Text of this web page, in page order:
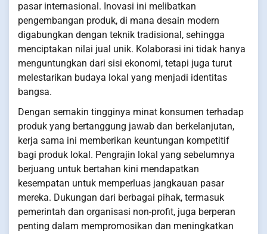
pasar internasional. Inovasi ini melibatkan
pengembangan produk, di mana desain modern
digabungkan dengan teknik tradisional, sehingga
menciptakan nilai jual unik. Kolaborasi ini tidak hanya
menguntungkan dari sisi ekonomi, tetapi juga turut
melestarikan budaya lokal yang menjadi identitas
bangsa.
Dengan semakin tingginya minat konsumen terhadap
produk yang bertanggung jawab dan berkelanjutan,
kerja sama ini memberikan keuntungan kompetitif
bagi produk lokal. Pengrajin lokal yang sebelumnya
berjuang untuk bertahan kini mendapatkan
kesempatan untuk memperluas jangkauan pasar
mereka. Dukungan dari berbagai pihak, termasuk
pemerintah dan organisasi non-profit, juga berperan
penting dalam mempromosikan dan meningkatkan